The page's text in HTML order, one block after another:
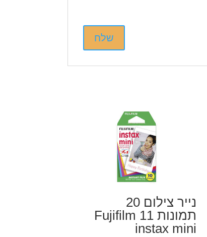
נייר צילום 20
תמונות 11 Fujifilm
instax mini